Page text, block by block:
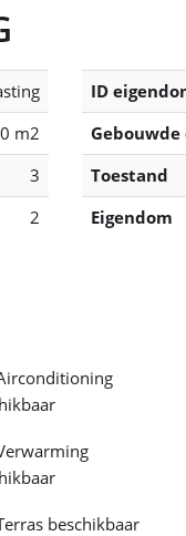
m2
3
2
ID
Toestand
Eigendom
beschikbaar